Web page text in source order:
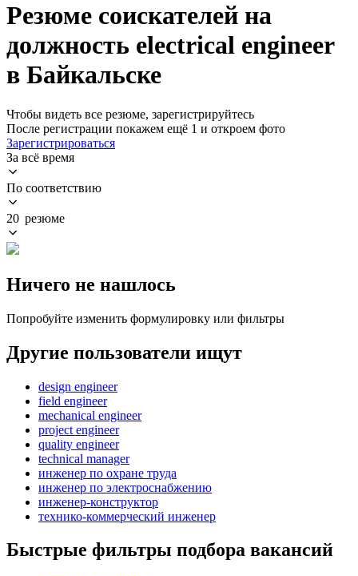
Резюме соискателей на
должность electrical engineer
в Байкальске
Чтобы видеть все резюме, зарегистрируйтесь
После регистрации покажем ещё 1 и откроем фото
Зарегистрироваться
За всё время
По соответствию
20 резюме
Ничего не нашлось
Попробуйте изменить формулировку или фильтры
Другие пользователи ищут
design engineer
field engineer
mechanical engineer
project engineer
quality engineer
technical manager
инженер по охране труда
инженер по электроснабжению
инженер-конструктор
технико-коммерческий инженер
Быстрые фильтры подбора вакансий